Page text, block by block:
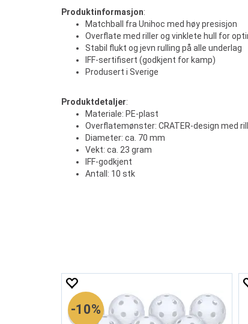
Produktinformasjon:
Matchball fra Unihoc med høy presisjon
Overflate med riller og vinklete hull for
Stabil flukt og jevn rulling på alle underlag
IFF-sertifisert (godkjent for kamp)
Produsert i Sverige
Produktdetaljer:
Materiale: PE-plast
Overflatemønster: CRATER-design med
Diameter: ca. 70 mm
Vekt: ca. 23 gram
IFF-godkjent
Antall: 10 stk
10%